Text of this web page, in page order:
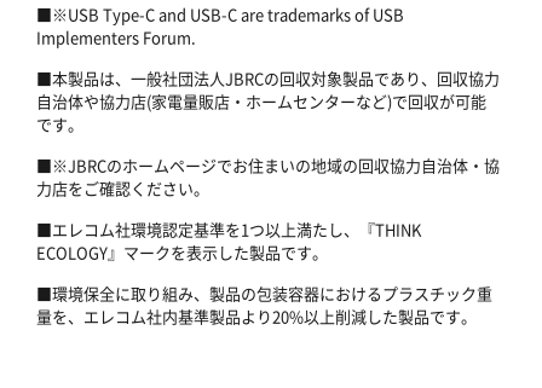
■※USB Type-C and USB-C are trademarks of USB
Implementers Forum.
■本製品は、一般社団法人JBRCの回収対象製品であり、回収協力
自治体や協力店(家電量販店・ホームセンターなど)で回収が可能
です。
■※JBRCのホームページでお住まいの地域の回収協力自治体・協
力店をご確認ください。
■エレコム社環境認定基準を1つ以上満たし、『THINK
ECOLOGY』マークを表示した製品です。
■環境保全に取り組み、製品の包装容器におけるプラスチック重
量を、エレコム社内基準製品より20%以上削減した製品です。